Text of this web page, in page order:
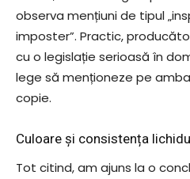
observa mențiuni de tipul
imposter”. Practic,
cu o legislație serioasă în
lege să menționeze pe
copie.
Culoare și consistența
Tot citind, am ajuns la o